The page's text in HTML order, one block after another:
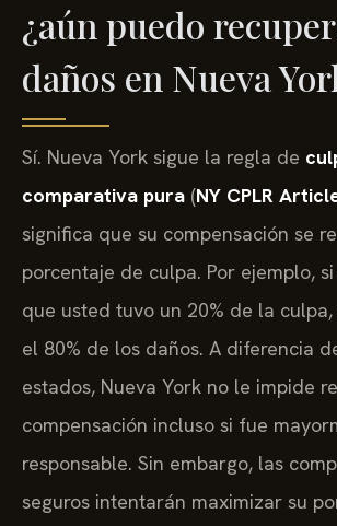
¿aún puedo
daños en Nueva
Sí. Nueva York sigue la regla de
comparativa pura (NY CPLR
significa que su compensación se
porcentaje de culpa. Por ejemplo,
que usted tuvo un 20% de la
el 80% de los daños. A diferencia
estados, Nueva York no le impide
compensación incluso si fue
responsable. Sin embargo, las
seguros intentarán maximizar su